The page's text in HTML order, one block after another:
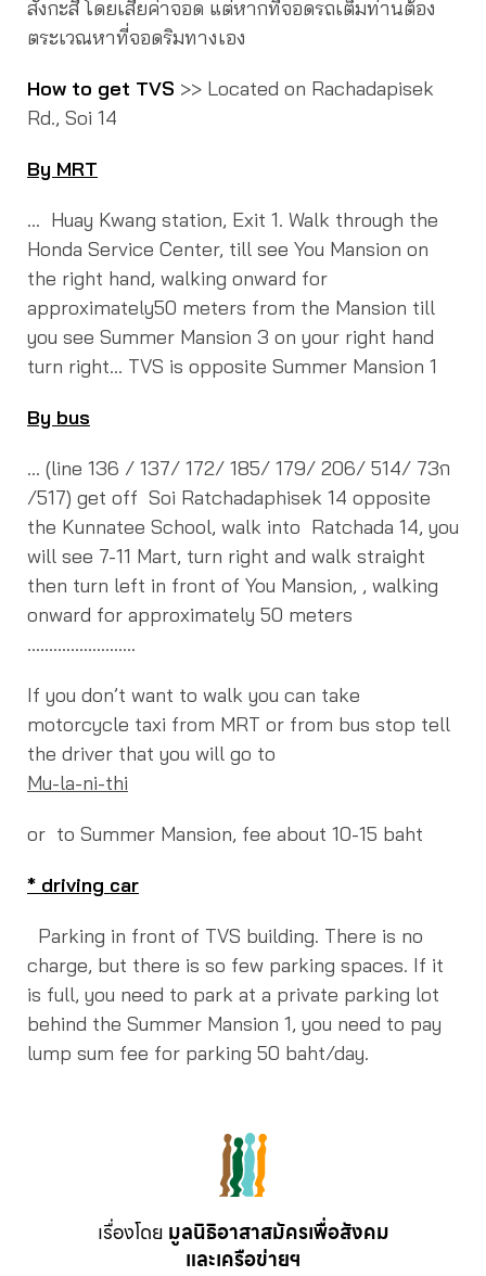
สังกะสี โดยเสียค่าจอด แต่หากที่จอดรถเต็มท่านต้อง
ตระเวณหาที่จอดริมทางเอง
How to get TVS >> Located on Rachadapisek
Rd., Soi 14
By MRT
… Huay Kwang station, Exit 1. Walk through the
Honda Service Center, till see You Mansion on
the right hand, walking onward for
approximately50 meters from the Mansion till
you see Summer Mansion 3 on your right hand
turn right… TVS is opposite Summer Mansion 1
By bus
… (line 136 / 137/ 172/ 185/ 179/ 206/ 514/ 73ก
/517) get off Soi Ratchadaphisek 14 opposite
the Kunnatee School, walk into Ratchada 14, you
will see 7-11 Mart, turn right and walk straight
then turn left in front of You Mansion, , walking
onward for approximately 50 meters
…………………….
If you don’t want to walk you can take
motorcycle taxi from MRT or from bus stop tell
the driver that you will go to
Mu-la-ni-thi
or to Summer Mansion, fee about 10-15 baht
* driving car
Parking in front of TVS building. There is no
charge, but there is so few parking spaces. If it
is full, you need to park at a private parking lot
behind the Summer Mansion 1, you need to pay
lump sum fee for parking 50 baht/day.
เรื่องโดย มูลนิธิอาสาสมัครเพื่อสังคม
และเครือข่ายฯ